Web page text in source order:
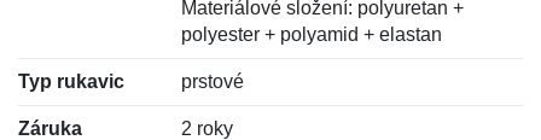
Materiálové složení: polyuretan +
polyester + polyamid + elastan
Typ rukavic prstové
Záruka 2 roky